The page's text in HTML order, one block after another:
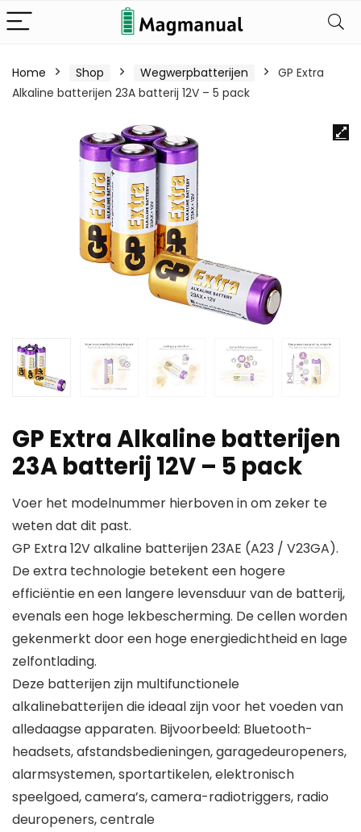
Home Shop Wegwerpbatterijen
GP Extra
Alkaline batterijen 23A batterij 12V – 5 pack
GP Extra Alkaline batterijen
23A batterij 12V – 5 pack
Voer het modelnummer hierboven in om zeker te
weten dat dit past.
GP Extra 12V alkaline batterijen 23AE (A23 / V23GA).
De extra technologie betekent een hogere
efficiëntie en een langere levensduur van de batterij,
evenals een hoge lekbescherming. De cellen worden
gekenmerkt door een hoge energiedichtheid en lage
zelfontlading.
Deze batterijen zijn multifunctionele
alkalinebatterijen die ideaal zijn voor het voeden van
alledaagse apparaten. Bijvoorbeeld: Bluetooth-
headsets, afstandsbedieningen, garagedeuropeners,
alarmsystemen, sportartikelen, elektronisch
speelgoed, camera’s, camera-radiotriggers, radio
deuropeners, centrale